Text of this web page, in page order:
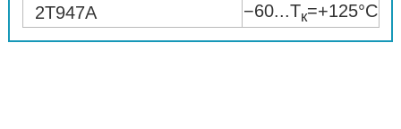
2Т947А
−60...Tк=+125°C